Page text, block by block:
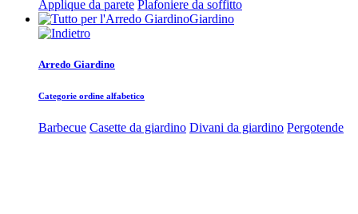
Applique da parete Plafoniere da soffitto
Giardino
Arredo Giardino
Categorie ordine alfabetico
Barbecue Casette da giardino Divani da giardino Pergotende